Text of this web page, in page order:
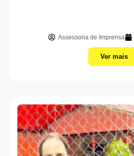
Assessoria de Imprensa
Ver mais